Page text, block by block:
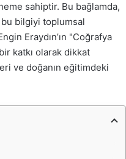
sahiptir. Bu bağlamda,
bu bilgiyi toplumsal
Eraydın’ın "Coğrafya
katkı olarak dikkat
ve doğanın eğitimdeki